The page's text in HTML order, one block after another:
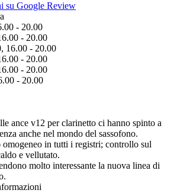
su Google Review
- 20.00
- 20.00
16.00 - 20.00
- 20.00
- 20.00
- 20.00
ance v12 per clarinetto ci hanno spinto a
anche nel mondo del sassofono.
omogeneo in tutti i registri; controllo sul
e vellutato.
molto interessante la nuova linea di